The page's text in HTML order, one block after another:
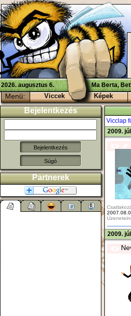
2026. augusztus 6. Ma Berta,
Menü: Viccek Képek
Bejelentkezés
Súgó
Partnerek
Vicclap
2009.
2009.